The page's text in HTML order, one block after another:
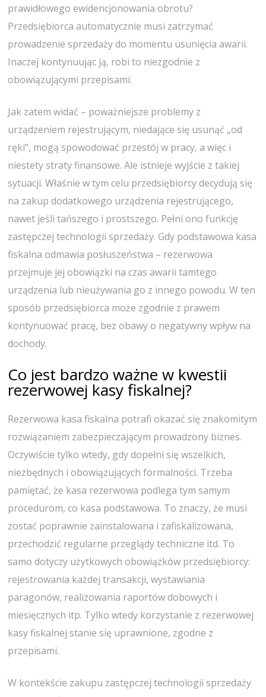
prawidłowego ewidencjonowania obrotu?
Przedsiębiorca automatycznie musi zatrzymać
prowadzenie sprzedaży do momentu usunięcia awarii.
Inaczej kontynuując ją, robi to niezgodnie z
obowiązującymi przepisami.
Jak zatem widać – poważniejsze problemy z
urządzeniem rejestrującym, niedające się usunąć „od
ręki”, mogą spowodować przestój w pracy, a więc i
niestety straty finansowe. Ale istnieje wyjście z takiej
sytuacji. Właśnie w tym celu przedsiębiorcy decydują się
na zakup dodatkowego urządzenia rejestrującego,
nawet jeśli tańszego i prostszego. Pełni ono funkcję
zastępczej technologii sprzedaży. Gdy podstawowa kasa
fiskalna odmawia posłuszeństwa – rezerwowa
przejmuje jej obowiązki na czas awarii tamtego
urządzenia lub nieużywania go z innego powodu. W ten
sposób przedsiębiorca może zgodnie z prawem
kontynuować pracę, bez obawy o negatywny wpływ na
dochody.
Co jest bardzo ważne w kwestii
rezerwowej kasy fiskalnej?
Rezerwowa kasa fiskalna potrafi okazać się znakomitym
rozwiązaniem zabezpieczającym prowadzony biznes.
Oczywiście tylko wtedy, gdy dopełni się wszelkich,
niezbędnych i obowiązujących formalności. Trzeba
pamiętać, że kasa rezerwowa podlega tym samym
procedurom, co kasa podstawowa. To znaczy, że musi
zostać poprawnie zainstalowana i zafiskalizowana,
przechodzić regularne przeglądy techniczne itd. To
samo dotyczy użytkowych obowiązków przedsiębiorcy:
rejestrowania każdej transakcji, wystawiania
paragonów, realizowania raportów dobowych i
miesięcznych itp. Tylko wtedy korzystanie z rezerwowej
kasy fiskalnej stanie się uprawnione, zgodne z
przepisami.
W kontekście zakupu zastępczej technologii sprzedaży